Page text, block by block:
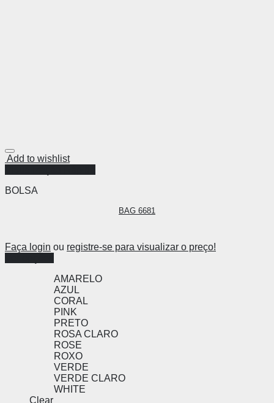
Add to wishlist
BOLSA
BAG 6681
Faça login ou registre-se para visualizar o preço!
AMARELO
AZUL
CORAL
PINK
PRETO
ROSA CLARO
ROSE
ROXO
VERDE
VERDE CLARO
WHITE
Clear